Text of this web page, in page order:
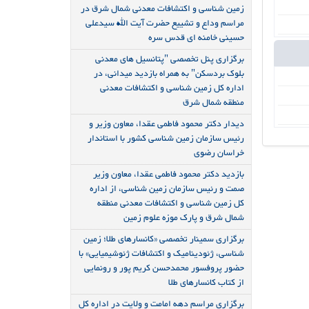
زمین شناسی و اکتشافات معدنی شمال شرق در
مراسم وداع و تشییع حضرت آیت الله سیدعلی
حسینی خامنه ای قدس سره
برگزاری پنل تخصصی "پتانسیل های معدنی
بلوک بردسکن" به همراه بازدید میدانی، در
اداره کل زمین شناسی و اکتشافات معدنی
منطقه شمال شرق
دیدار دکتر محمود فاطمی عقدا، معاون وزیر و
رئیس سازمان زمین شناسی کشور با استاندار
خراسان رضوی
بازدید دکتر محمود فاطمی عقدا، معاون وزیر
صمت و رئیس سازمان زمین شناسی، از اداره
کل زمین شناسی و اکتشافات معدنی منطقه
شمال شرق و پارک موزه علوم زمین
برگزاری سمینار تخصصی «کانسارهای طلا؛ زمین
شناسی، ژئودینامیک و اکتشافات ژئوشیمیایی» با
حضور پروفسور محمدحسن کریم پور و رونمایی
از کتاب کانسارهای طلا
برگزاری مراسم دهه امامت و ولایت در اداره کل